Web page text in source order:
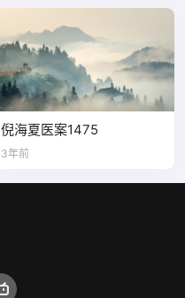
倪海夏医案1475
3年前